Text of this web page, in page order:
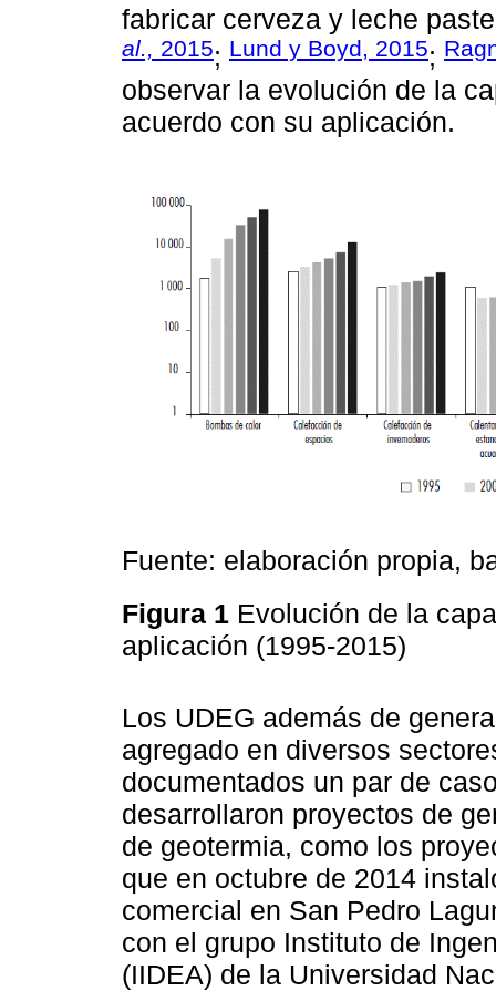
fabricar cerveza y leche
al., 2015; Lund y Boyd, 2015;
observar la evolución de la
acuerdo con su aplicación.
Fuente: elaboración propia,
Figura 1 Evolución de la
aplicación (1995-2015)
Los UDEG además de
agregado en diversos
documentados un par de
desarrollaron proyectos de
de geotermia, como los
que en octubre de 2014
comercial en San Pedro
con el grupo Instituto de
(IIDEA) de la Universidad